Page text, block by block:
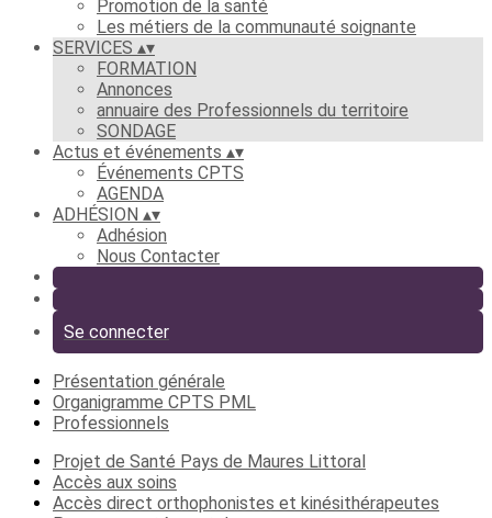
Promotion de la santé
Les métiers de la communauté soignante
SERVICES ▴▾
FORMATION
Annonces
annuaire des Professionnels du territoire
SONDAGE
Actus et événements ▴▾
Événements CPTS
AGENDA
ADHÉSION ▴▾
Adhésion
Nous Contacter
Se connecter
Présentation générale
Organigramme CPTS PML
Professionnels
Projet de Santé Pays de Maures Littoral
Accès aux soins
Accès direct orthophonistes et kinésithérapeutes